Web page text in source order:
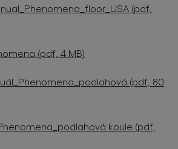
(pdf,
(pdf, 4 MB)
(pdf, 80
koule (pdf,